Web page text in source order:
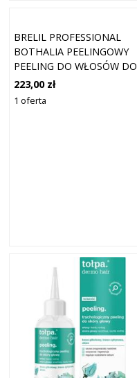
BRELIL PROFESSIONAL
BOTHALIA PEELINGOWY
PEELING DO WŁOSÓW DO
GŁĘBOKIEGO
OCZYSZCZENIA 150 ML
223,00 zł
1 oferta